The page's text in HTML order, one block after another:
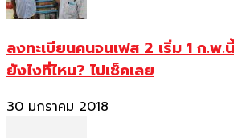
ลงทะเบียนคนจนเฟส 2 เริ่ม 1 ก.พ.
ยังไงที่ไหน? ไปเช็คเลย
30 มกราคม 2018